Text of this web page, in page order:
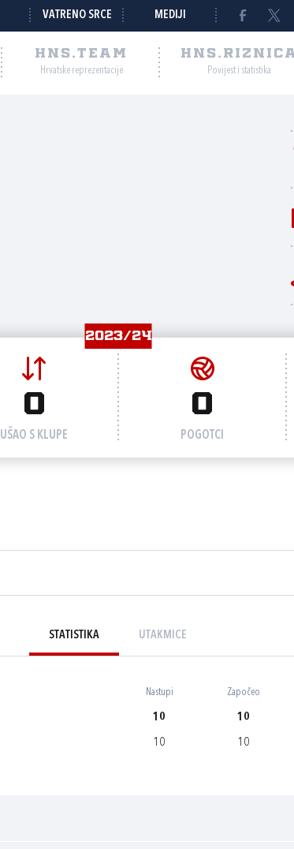
VATRENO SRCE MEDIJI
HNS.TEAM
Hrvatske reprezentacije Povijest i statistika
2023/24
0
UŠAO S KLUPE
0
POGOTCI
STATISTIKA UTAKMICE
Nastupi Započeo
10 10
10 10